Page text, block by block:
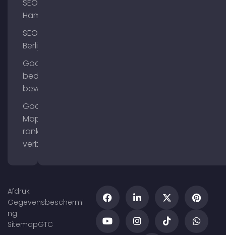
SEO
Hamburg
SEO
Berlijn
Google
bedrijfsprofiel
bewerken
Google
Maps
ranking
verbeteren
Afdruk
Gegevensbeschermi
ng
SitemapGTC